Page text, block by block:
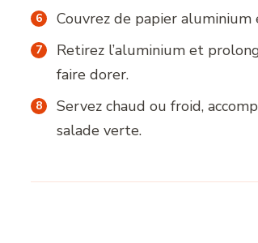
Couvrez de papier
Retirez l’aluminium et
faire dorer.
Servez chaud ou froid,
salade verte.